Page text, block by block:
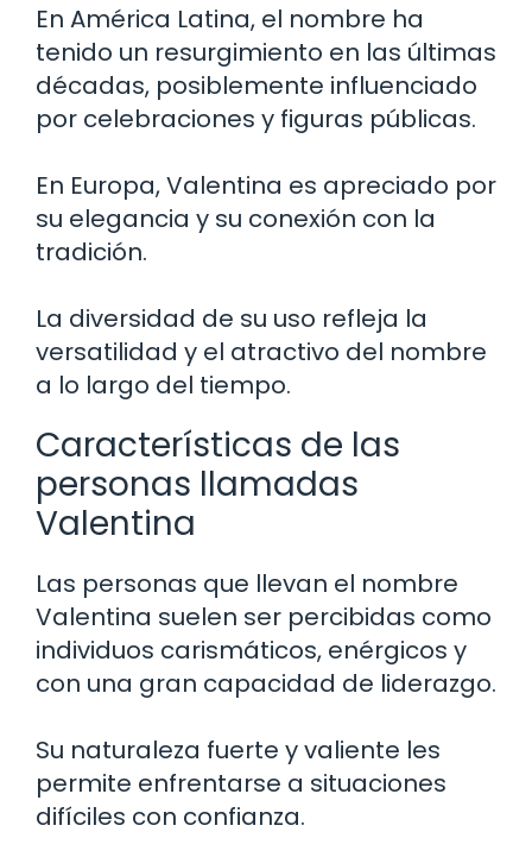
En América Latina, el nombre ha
tenido un resurgimiento en las últimas
décadas, posiblemente influenciado
por celebraciones y figuras públicas.
En Europa, Valentina es apreciado por
su elegancia y su conexión con la
tradición.
La diversidad de su uso refleja la
versatilidad y el atractivo del nombre
a lo largo del tiempo.
Características de las
personas llamadas
Valentina
Las personas que llevan el nombre
Valentina suelen ser percibidas como
individuos carismáticos, enérgicos y
con una gran capacidad de liderazgo.
Su naturaleza fuerte y valiente les
permite enfrentarse a situaciones
difíciles con confianza.